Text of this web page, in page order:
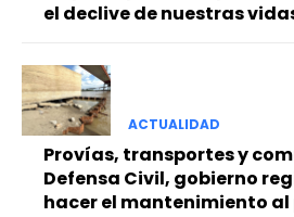
el declive de nuestras
ACTUALIDAD
Provías, transportes y
Defensa Civil, gobierno
hacer el mantenimiento al